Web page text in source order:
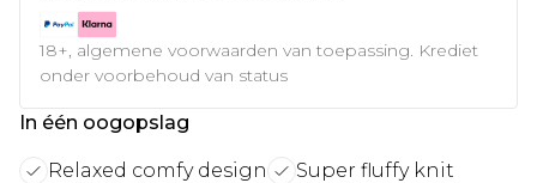
18+, algemene voorwaarden van toepassing. Krediet
onder voorbehoud van status
In één oogopslag
Relaxed comfy design
Super fluffy knit